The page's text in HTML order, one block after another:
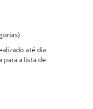
até dia
para a lista de